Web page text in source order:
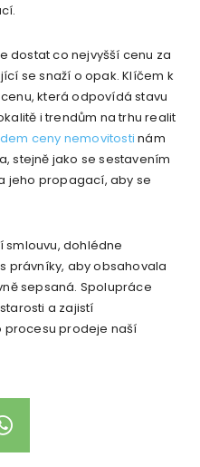
dostat co nejvyšší cenu za
se snaží o opak. Klíčem k
která odpovídá stavu
i trendům na trhu realit
ceny nemovitosti nám
stejně jako se sestavením
jeho propagací, aby se
smlouvu, dohlédne
právníky, aby obsahovala
sepsaná. Spolupráce
a zajistí
prodeje naší